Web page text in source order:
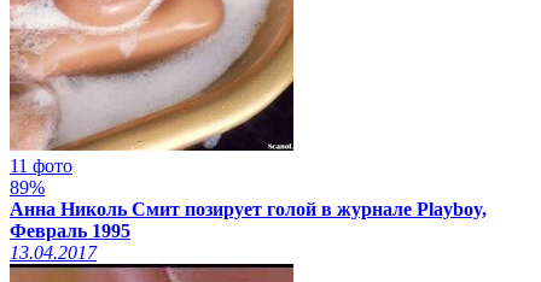
11 фото
89%
Анна Николь Смит позирует голой в журнале Playboy,
Февраль 1995
13.04.2017